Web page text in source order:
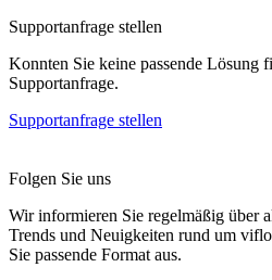
Supportanfrage stellen
Konnten Sie keine passende Lösung
Supportanfrage.
Supportanfrage stellen
Folgen Sie uns
Wir informieren Sie regelmäßig über
Trends und Neuigkeiten rund um
Sie passende Format aus.